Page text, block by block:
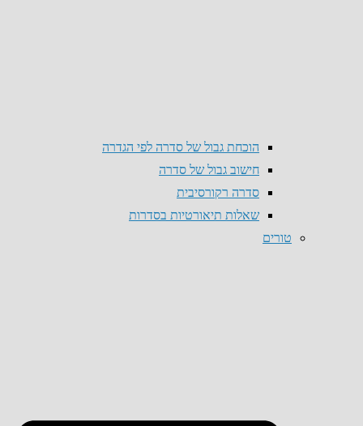
הוכחת גבול של סדרה לפי הגדרה
חישוב גבול של סדרה
סדרה רקורסיבית
שאלות תיאורטיות בסדרות
טורים